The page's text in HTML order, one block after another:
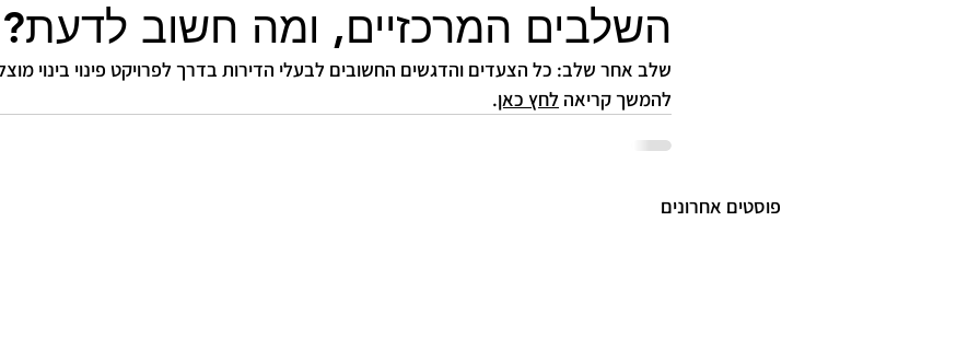
השלבים המרכזיים, ומה חשוב לדעת?
שלב אחר שלב: כל הצעדים והדגשים החשובים לבעלי הדירות בדרך לפרויקט פינוי בינוי מוצלח –
להמשך קריאה לחץ כאן.
פוסטים אחרונים